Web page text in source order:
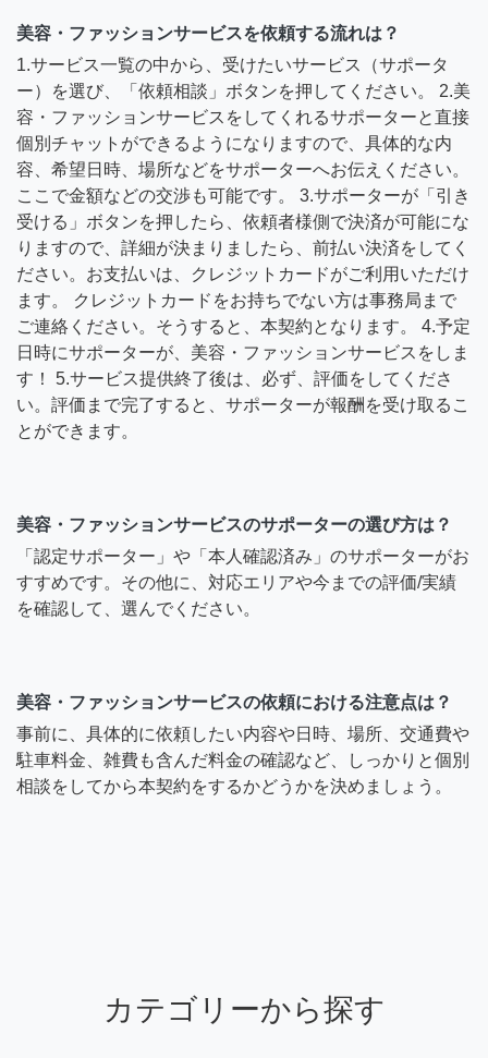
美容・ファッションサービスを依頼する流れは？
1.サービス一覧の中から、受けたいサービス（サポータ
ー）を選び、「依頼相談」ボタンを押してください。 2.美
容・ファッションサービスをしてくれるサポーターと直接
個別チャットができるようになりますので、具体的な内
容、希望日時、場所などをサポーターへお伝えください。
ここで金額などの交渉も可能です。 3.サポーターが「引き
受ける」ボタンを押したら、依頼者様側で決済が可能にな
りますので、詳細が決まりましたら、前払い決済をしてく
ださい。お支払いは、クレジットカードがご利用いただけ
ます。 クレジットカードをお持ちでない方は事務局まで
ご連絡ください。そうすると、本契約となります。 4.予定
日時にサポーターが、美容・ファッションサービスをしま
す！ 5.サービス提供終了後は、必ず、評価をしてくださ
い。評価まで完了すると、サポーターが報酬を受け取るこ
とができます。
美容・ファッションサービスのサポーターの選び方は？
「認定サポーター」や「本人確認済み」のサポーターがお
すすめです。その他に、対応エリアや今までの評価/実績
を確認して、選んでください。
美容・ファッションサービスの依頼における注意点は？
事前に、具体的に依頼したい内容や日時、場所、交通費や
駐車料金、雑費も含んだ料金の確認など、しっかりと個別
相談をしてから本契約をするかどうかを決めましょう。
カテゴリーから探す